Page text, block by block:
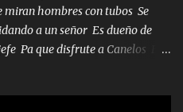
miran hombres con tubos Se
a un señor Es dueño de
Pa que disfrute a Canelos Es